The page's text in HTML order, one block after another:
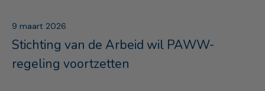
9 maart 2026
Stichting van de Arbeid wil PAWW-
regeling voortzetten